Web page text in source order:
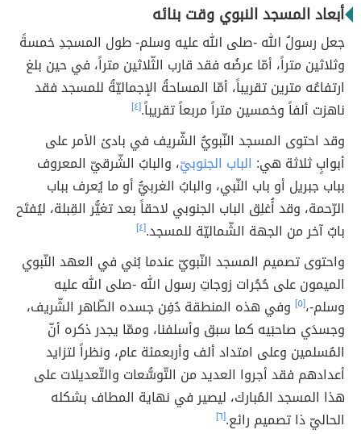
أبعاد المسجد النبوي وقت بنائه
جعل رسولُ الله -صلى الله عليه وسلم- طول المسجدِ خمسةً
وثلاثين متراً، أمّا عرضُه فقد قارب الثّلاثين متراً، في حين بلغ
ارتفاعُه مترين تقريباً، أمّا المساحةُ الإجماليّةُ للمسجد فقد
ناهزت ألفاً وخمسين متراً مربعاً تقريباً.[٤]
وقد احتوى المسجد النّبويُّ الشّريف في بادئ الأمر على
أبوابٍ ثلاثة هي: الباب الجنوبيّ، والبابُ الشّرقيّ المعروف
بباب جبريل أو باب النّبي، والبابُ الغربيُّ أو ما يُعرف بباب
الرّحمة، وقد أُغلِق الباب الجنوبي لاحقاً بعد تغيُّر القِبلة، ليُفتَح
بابٌ آخر من الجهة الشّماليّة للمسجد.[٤]
واحتوى تصميم المسجد النّبويّ عندما بُني في العهد النّبوي
الميمون على حُجُرات زوجاتِ رسول الله -صلى الله عليه
وسلم-،[٥]
وفي هذه المنطقة دُفِن جسده الطّاهر الشّريف،
وجسدَي صاحبَيه كما سبق وأسلفنا، وممّا يجدر ذكره أنّ
المُسلمين وعلى امتداد ألف وأربعمئة عام، ونظراً لتزايد
أعدادهم فقد أجروا العديد من التّوسُّعات والتّعديلات على
هذا المسجد المُبارك، ليصير في نهاية المطاف بشكله
الحاليّ ذا تصميم رائع.[٦]